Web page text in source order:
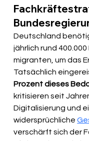
Deutschland
jährlich rund
migranten, um das
Tatsächlich
Prozent dieses
kritisieren seit
Digitalisierung und
widersprüchliche
verschärft sich der